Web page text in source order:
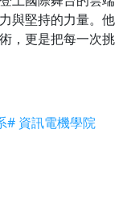
與堅持的力量。他
，更是把每一次挑
# 資訊電機學院